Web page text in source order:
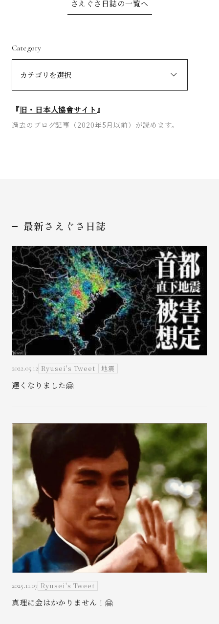
お問い合わせ
さえぐさ日誌の一覧へ
Category
『旧・日本人協會サイト』
過去のブログ記事（2020年5月以前）が読めます。
最新さえぐさ日誌
2022.05.12 Ryusei's Tweet 地震
遅くなりました🤗
2025.11.07 Ryusei's Tweet
真理に金はかかりません！🤗